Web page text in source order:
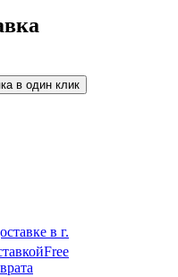
в один клик
в г.
Free